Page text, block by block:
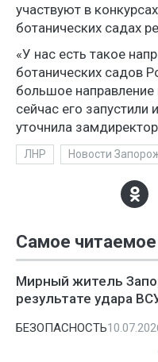
участвуют в
ботанических садах
«У нас есть такое
ботанических садов
большое
сейчас его запустили
уточнила
ЛНР Новости
Самое читаемое
Мирный житель
результате удара
БЕЗОПАСНОСТЬ